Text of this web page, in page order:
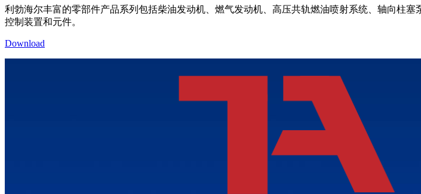
利勃海尔丰富的零部件产品系列包括柴油发动机、燃气发动机、高压共轨燃油喷射系统、轴向柱
控制装置和元件。
Download